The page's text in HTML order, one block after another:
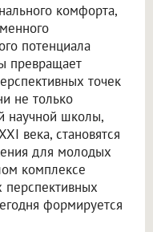
комфорта,
потенциала
превращает
точек
не только
научной школы,
века, становятся
для молодых
комплексе
перспективных
формируется